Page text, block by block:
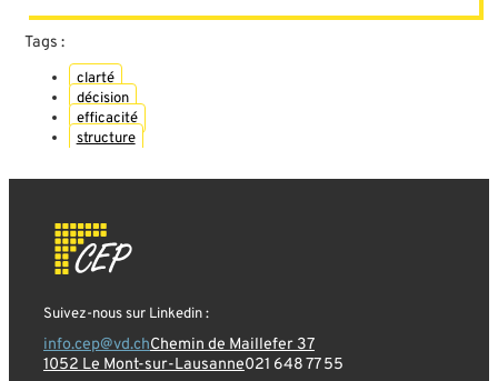
Tags :
clarté
décision
efficacité
structure
Suivez-nous sur Linkedin :
info.cep@vd.chChemin de Maillefer 37
1052 Le Mont-sur-Lausanne021 648 77 55